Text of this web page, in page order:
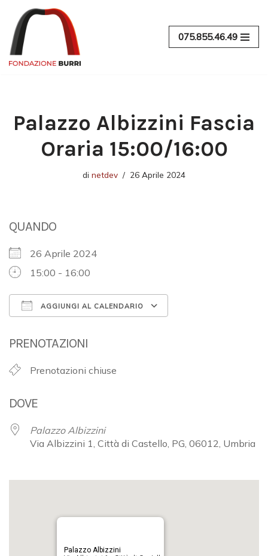
Vai
al
contenuto
075.855.46.49
Palazzo Albizzini Fascia
Oraria 15:00/16:00
di netdev 26 Aprile 2024
QUANDO
26 Aprile 2024
15:00 - 16:00
AGGIUNGI AL CALENDARIO
PRENOTAZIONI
Prenotazioni chiuse
DOVE
Palazzo Albizzini
Via Albizzini 1, Città di Castello, PG, 06012, Umbria
Palazzo Albizzini